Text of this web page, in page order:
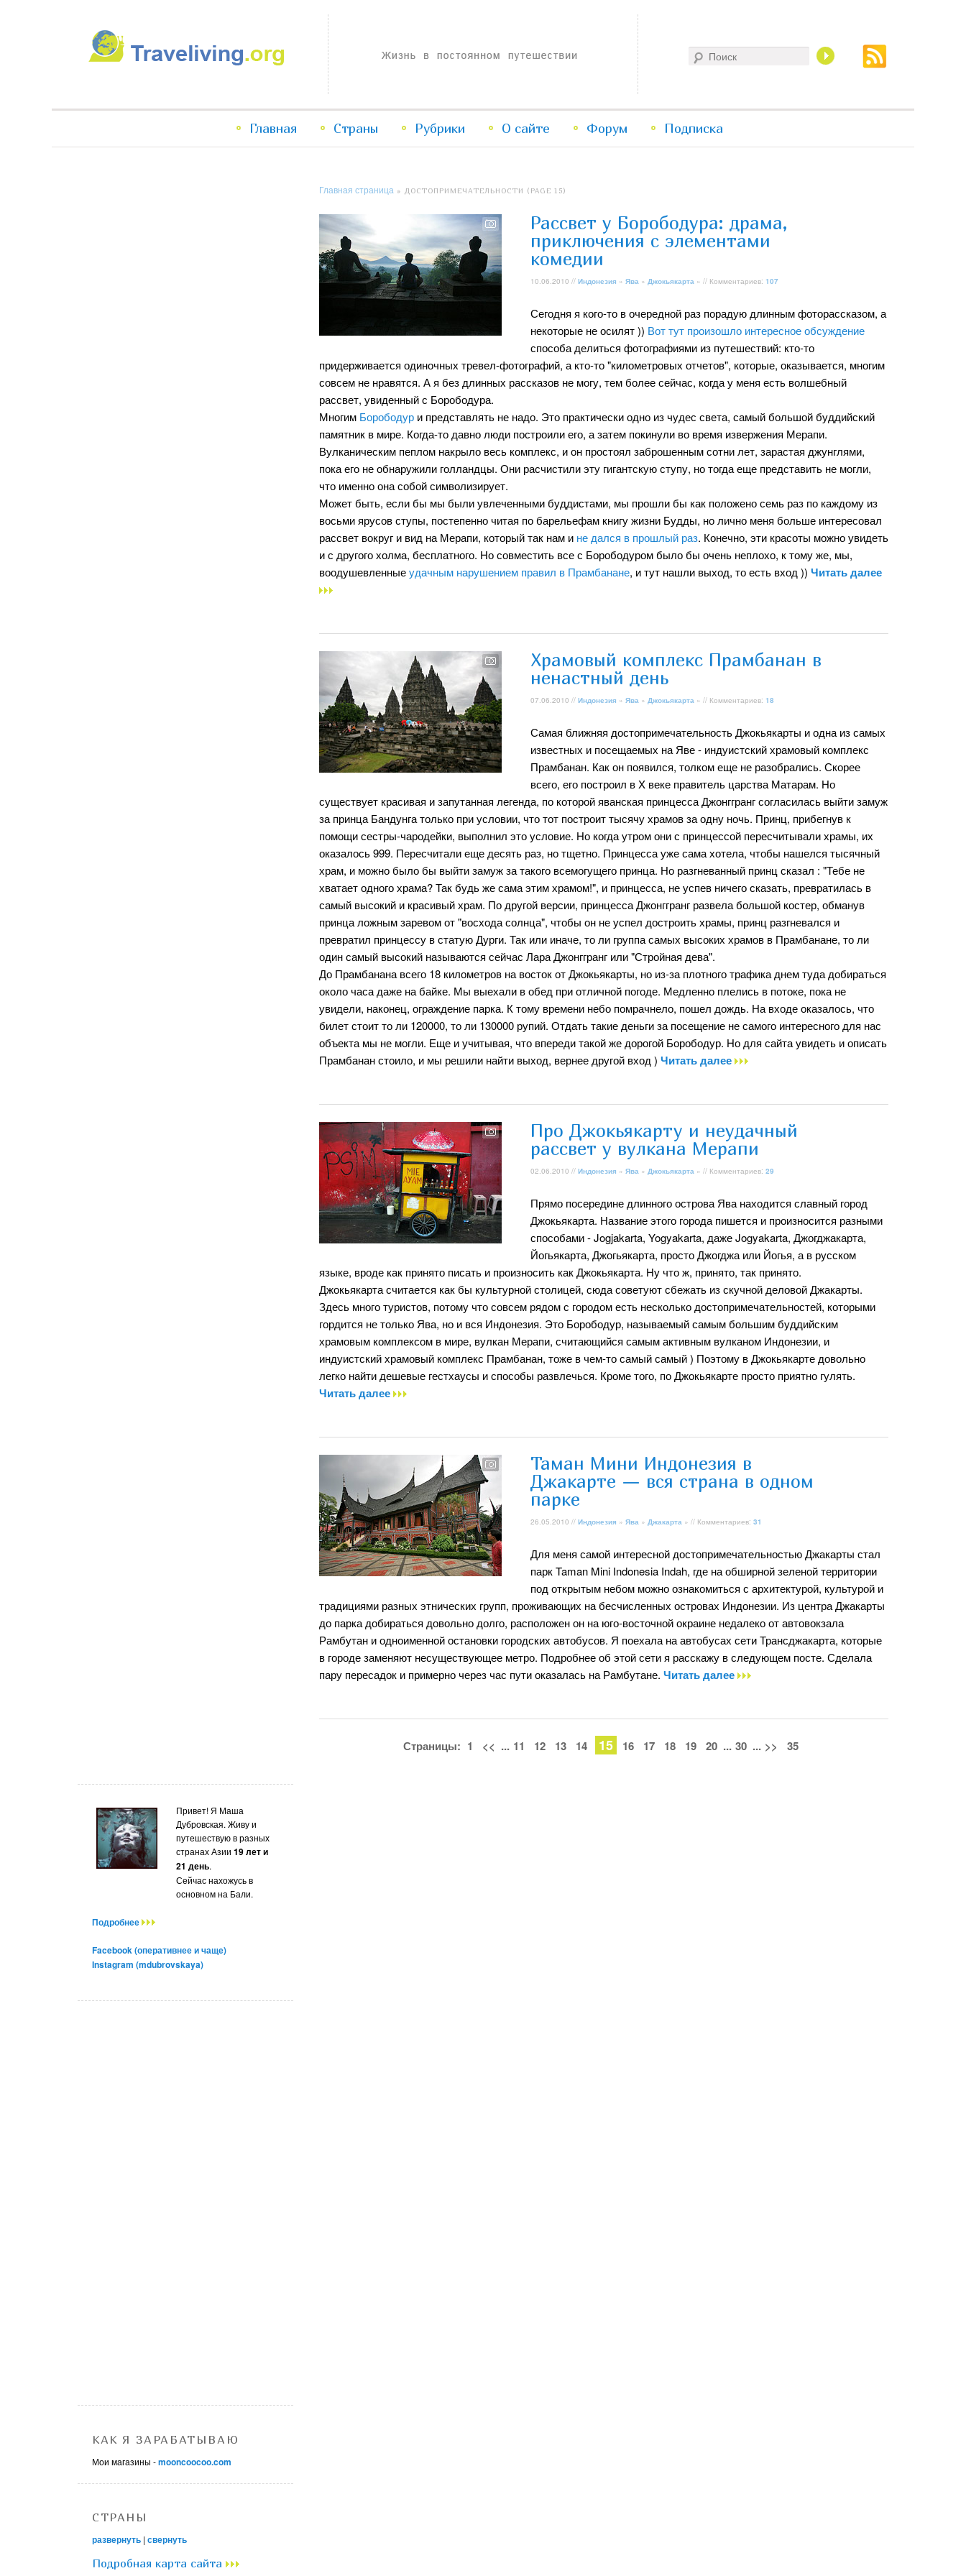
Traveliving
Жизнь в постоянном путешествии
Перейти
содержимому
Перейти
содержимому
Главная Страны Рубрики О сайте Форум Подписка
Главная страница » ДОСТОПРИМЕЧАТЕЛЬНОСТИ (PAGE 15)
Рассвет у Борободура: драма,
приключения с элементами
комедии
10.06.2010 // Индонезия » Ява » Джокьякарта » // Комментариев: 107
Сегодня я кого-то в очередной раз порадую длинным фоторассказом, а
некоторые не осилят )) Вот тут произошло интересное обсуждение
способа делиться фотографиями из путешествий: кто-то
придерживается одиночных тревел-фотографий, а кто-то "километровых отчетов", которые, оказывается, многим
совсем не нравятся. А я без длинных рассказов не могу, тем более сейчас, когда у меня есть волшебный
рассвет, увиденный с Борободура.
Многим Борободур и представлять не надо. Это практически одно из чудес света, самый большой буддийский
памятник в мире. Когда-то давно люди построили его, а затем покинули во время извержения Мерапи.
Вулканическим пеплом накрыло весь комплекс, и он простоял заброшенным сотни лет, зарастая джунглями,
пока его не обнаружили голландцы. Они расчистили эту гигантскую ступу, но тогда еще представить не могли,
что именно она собой символизирует.
Может быть, если бы мы были увлеченными буддистами, мы прошли бы как положено семь раз по каждому из
восьми ярусов ступы, постепенно читая по барельефам книгу жизни Будды, но лично меня больше интересовал
рассвет вокруг и вид на Мерапи, который так нам и не дался в прошлый раз. Конечно, эти красоты можно увидеть
и с другого холма, бесплатного. Но совместить все с Борободуром было бы очень неплохо, к тому же, мы,
воодушевленныеудачным нарушением правил в Прамбанане, и тут нашли выход, то есть вход )) Читать далее
Храмовый комплекс Прамбанан в
ненастный день
07.06.2010 // Индонезия » Ява » Джокьякарта » // Комментариев: 18
Самая ближняя достопримечательность Джокьякарты и одна из самых
известных и посещаемых на Яве - индуистский храмовый комплекс
Прамбанан. Как он появился, толком еще не разобрались. Скорее
всего, его построил в X веке правитель царства Матарам. Но
существует красивая и запутанная легенда, по которой яванская принцесса Джонггранг согласилась выйти замуж
за принца Бандунга только при условии, что тот построит тысячу храмов за одну ночь. Принц, прибегнув к
помощи сестры-чародейки, выполнил это условие. Но когда утром они с принцессой пересчитывали храмы, их
оказалось 999. Пересчитали еще десять раз, но тщетно. Принцесса уже сама хотела, чтобы нашелся тысячный
храм, и можно было бы выйти замуж за такого всемогущего принца. Но разгневанный принц сказал : "Тебе не
хватает одного храма? Так будь же сама этим храмом!", и принцесса, не успев ничего сказать, превратилась в
самый высокий и красивый храм. По другой версии, принцесса Джонггранг развела большой костер, обманув
принца ложным заревом от "восхода солнца", чтобы он не успел достроить храмы, принц разгневался и
превратил принцессу в статую Дурги. Так или иначе, то ли группа самых высоких храмов в Прамбанане, то ли
один самый высокий называются сейчас Лара Джонггранг или "Стройная дева".
До Прамбанана всего 18 километров на восток от Джокьякарты, но из-за плотного трафика днем туда добираться
около часа даже на байке. Мы выехали в обед при отличной погоде. Медленно плелись в потоке, пока не
увидели, наконец, ограждение парка. К тому времени небо помрачнело, пошел дождь. На входе оказалось, что
билет стоит то ли 120000, то ли 130000 рупий. Отдать такие деньги за посещение не самого интересного для нас
объекта мы не могли. Еще и учитывая, что впереди такой же дорогой Борободур. Но для сайта увидеть и описать
Прамбанан стоило, и мы решили найти выход, вернее другой вход ) Читать далее
Про Джокьякарту и неудачный
рассвет у вулкана Мерапи
02.06.2010 // Индонезия » Ява » Джокьякарта » // Комментариев: 29
Прямо посередине длинного острова Ява находится славный город
Джокьякарта. Название этого города пишется и произносится разными
способами - Jogjakarta, Yogyakarta, даже Jogyakarta, Джогджакарта,
Йогьякарта, Джогьякарта, просто Джогджа или Йогья, а в русском
языке, вроде как принято писать и произносить как Джокьякарта. Ну что ж, принято, так принято.
Джокьякарта считается как бы культурной столицей, сюда советуют сбежать из скучной деловой Джакарты.
Здесь много туристов, потому что совсем рядом с городом есть несколько достопримечательностей, которыми
гордится не только Ява, но и вся Индонезия. Это Борободур, называемый самым большим буддийским
храмовым комплексом в мире, вулкан Мерапи, считающийся самым активным вулканом Индонезии, и
индуистский храмовый комплекс Прамбанан, тоже в чем-то самый самый ) Поэтому в Джокьякарте довольно
легко найти дешевые гестхаусы и способы развлечься. Кроме того, по Джокьякарте просто приятно гулять.
Читать далее
Таман Мини Индонезия в
Джакарте — вся страна в одном
парке
26.05.2010 // Индонезия » Ява » Джакарта » // Комментариев: 31
Для меня самой интересной достопримечательностью Джакарты стал
парк Taman Mini Indonesia Indah, где на обширной зеленой территории
под открытым небом можно ознакомиться с архитектурой, культурой и
традициями разных этнических групп, проживающих на бесчисленных островах Индонезии. Из центра Джакарты
до парка добираться довольно долго, расположен он на юго-восточной окраине недалеко от автовокзала
Рамбутан и одноименной остановки городских автобусов. Я поехала на автобусах сети Трансджакарта, которые
в городе заменяют несуществующее метро. Подробнее об этой сети я расскажу в следующем посте. Сделала
пару пересадок и примерно через час пути оказалась на Рамбутане. Читать далее
Страницы: 1 << ... 11 12 13 14 15 16 17 18 19 20 ... 30 ... >> 35
Привет! Я Маша
Дубровская. Живу и
путешествую в разных
странах Азии 19 лет и
21 день.
Сейчас нахожусь в
основном на Бали.
Подробнее
Facebook (оперативнее и чаще)
Instagram (mdubrovskaya)
КАК Я ЗАРАБАТЫВАЮ
Мои магазины -mooncoocoo.com
СТРАНЫ
развернуть | свернуть
Подробная карта сайта